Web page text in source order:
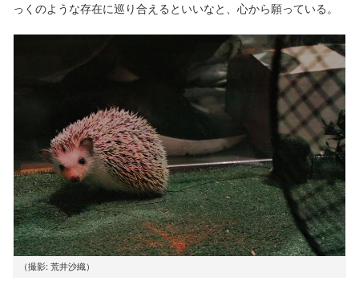
っくのような存在に巡り合えるといいなと、心から願っている。
（撮影: 荒井沙織）